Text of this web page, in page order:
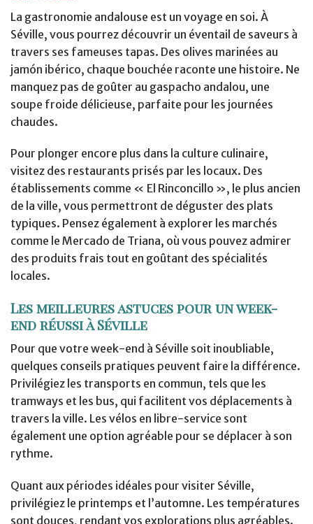
La gastronomie andalouse est un voyage en soi. À
Séville, vous pourrez découvrir un éventail de saveurs à
travers ses fameuses tapas. Des olives marinées au
jamón ibérico, chaque bouchée raconte une histoire. Ne
manquez pas de goûter au gaspacho andalou, une
soupe froide délicieuse, parfaite pour les journées
chaudes.
Pour plonger encore plus dans la culture culinaire,
visitez des restaurants prisés par les locaux. Des
établissements comme « El Rinconcillo », le plus ancien
de la ville, vous permettront de déguster des plats
typiques. Pensez également à explorer les marchés
comme le Mercado de Triana, où vous pouvez admirer
des produits frais tout en goûtant des spécialités
locales.
Les meilleures astuces pour un week-
end réussi à Séville
Pour que votre week-end à Séville soit inoubliable,
quelques conseils pratiques peuvent faire la différence.
Privilégiez les transports en commun, tels que les
tramways et les bus, qui facilitent vos déplacements à
travers la ville. Les vélos en libre-service sont
également une option agréable pour se déplacer à son
rythme.
Quant aux périodes idéales pour visiter Séville,
privilégiez le printemps et l’automne. Les températures
sont douces, rendant vos explorations plus agréables.